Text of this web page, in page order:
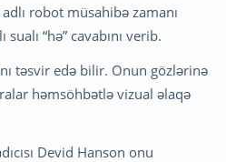
robot müsahibə zamanı
“hə” cavabını verib.
təsvir edə bilir. Onun gözlərinə
həmsöhbətlə vizual əlaqə
Devid Hanson onu